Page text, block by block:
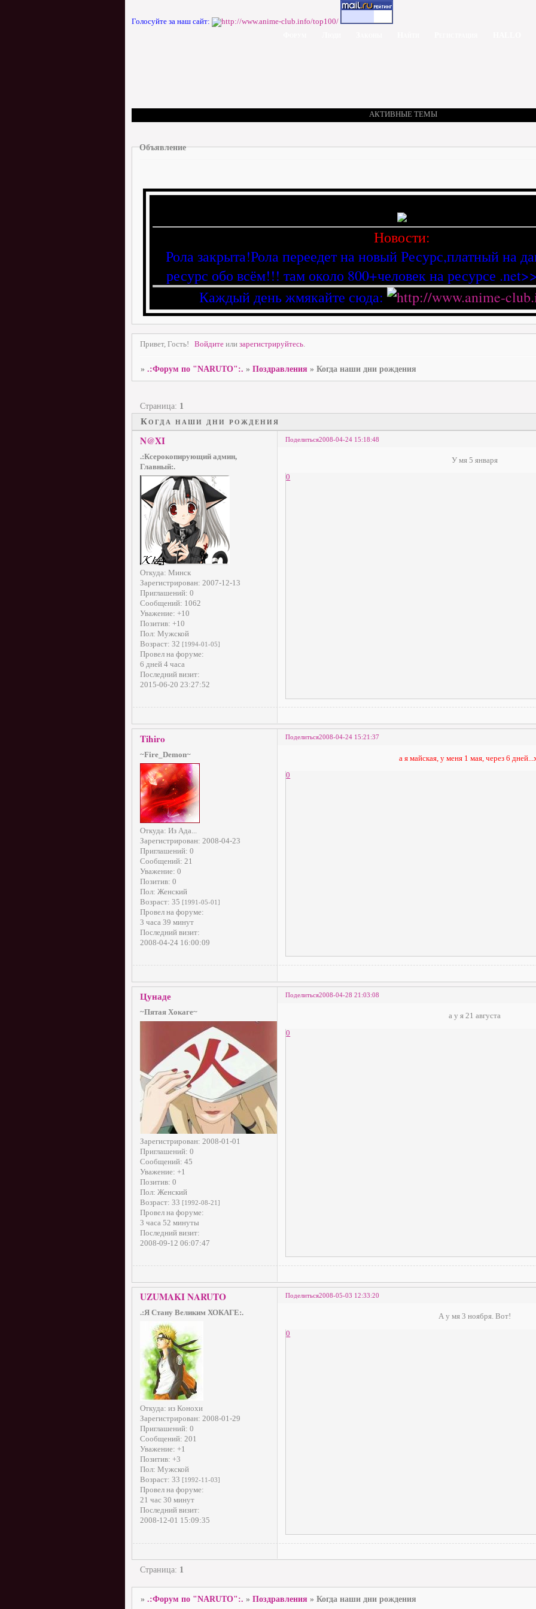
Голосуйте за наш сайт:
АКТИВНЫЕ ТЕМЫ
Объявление
Новости:
Рола закрыта!Рола переедет на новый Ресурс,платный на
ресурс обо всём!!! там около 800+человек на ресурсе
Каждый день жмякайте сюда:
Привет, Гость! Войдите илизарегистрируйтесь.
».:Форум по "NARUTO":. »Поздравления »Когда наши дни рождения
Когда наши дни рождения
Страница: 1
Поделиться2008-04-24 15:18:48
N@XI
.:Ксерокопирующий админ,
Главный:.
Откуда: Минск
Зарегистрирован: 2007-12-13
Приглашений: 0
Сообщений: 1062
Уважение: +10
Позитив: +10
Пол: Мужской
Возраст: 32 [1994-01-05]
Провел на форуме:
6 дней 4 часа
Последний визит:
2015-06-20 23:27:52
У мя 5 января
0
Поделиться2008-04-24 15:21:37
Tihiro
~Fire_Demon~
Откуда: Из Ада...
Зарегистрирован: 2008-04-23
Приглашений: 0
Сообщений: 21
Уважение: 0
Позитив: 0
Пол: Женский
Возраст: 35 [1991-05-01]
Провел на форуме:
3 часа 39 минут
Последний визит:
2008-04-24 16:00:09
а я майская, у меня 1 мая, через 6
0
Поделиться2008-04-28 21:03:08
Цунаде
~Пятая Хокаге~
Зарегистрирован: 2008-01-01
Приглашений: 0
Сообщений: 45
Уважение: +1
Позитив: 0
Пол: Женский
Возраст: 33 [1992-08-21]
Провел на форуме:
3 часа 52 минуты
Последний визит:
2008-09-12 06:07:47
а у я 21 августа
0
Поделиться2008-05-03 12:33:20
UZUMAKI NARUTO
.:Я Стану Великим ХОКАГЕ:.
Откуда: из Конохи
Зарегистрирован: 2008-01-29
Приглашений: 0
Сообщений: 201
Уважение: +1
Позитив: +3
Пол: Мужской
Возраст: 33 [1992-11-03]
Провел на форуме:
21 час 30 минут
Последний визит:
2008-12-01 15:09:35
А у мя 3 ноября. Вот!
0
Страница: 1
».:Форум по "NARUTO":. »Поздравления »Когда наши дни рождения